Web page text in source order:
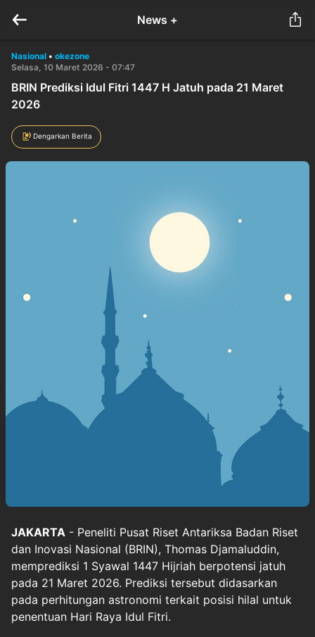
News +
Nasional • okezone
Selasa, 10 Maret 2026 - 07:47
BRIN Prediksi Idul Fitri 1447 H Jatuh pada 21 Maret
2026
Dengarkan Berita
JAKARTA - Peneliti Pusat Riset Antariksa Badan Riset
dan Inovasi Nasional (BRIN), Thomas Djamaluddin,
memprediksi 1 Syawal 1447 Hijriah berpotensi jatuh
pada 21 Maret 2026. Prediksi tersebut didasarkan
pada perhitungan astronomi terkait posisi hilal untuk
penentuan Hari Raya Idul Fitri.